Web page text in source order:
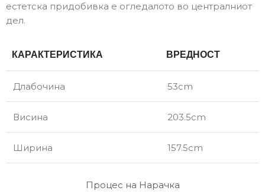
Процес на Нарачка
естетска придобивка е огледалото во централниот
дел.
КАРАКТЕРИСТИКА ВРЕДНОСТ
Длабочина 53cm
Висина 203.5cm
Ширина 157.5cm